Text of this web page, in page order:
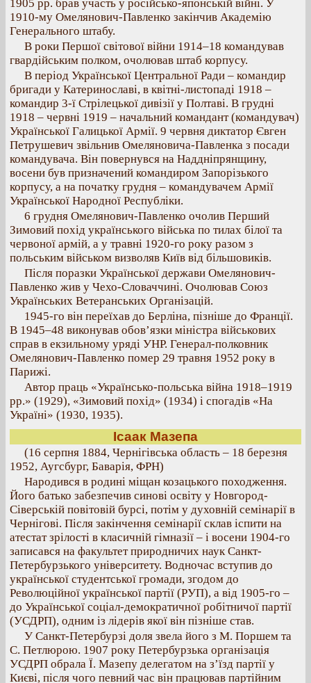
1905 рр. брав участь у російсько-японській війні. У
1910-му Омелянович-Павленко закінчив Академію
Генерального штабу.
В роки Першої світової війни 1914–18 командував
гвардійським полком, очолював штаб корпусу.
В період Української Центральної Ради – командир
бригади у Катеринославі, в квітні-листопаді 1918 –
командир 3-ї Стрілецької дивізії у Полтаві. В грудні
1918 – червні 1919 – начальний командант (командувач)
Української Галицької Армії. 9 червня диктатор Євген
Петрушевич звільнив Омеляновича-Павленка з посади
командувача. Він повернувся на Наддніпрянщину,
восени був призначений командиром Запорізького
корпусу, а на початку грудня – командувачем Армії
Української Народної Республіки.
6 грудня Омелянович-Павленко очолив Перший
Зимовий похід українського війська по тилах білої та
червоної армій, а у травні 1920-го року разом з
польським військом визволяв Київ від більшовиків.
Після поразки Української держави Омелянович-
Павленко жив у Чехо-Словаччині. Очолював Союз
Українських Ветеранських Організацій.
1945-го він переїхав до Берліна, пізніше до Франції.
В 1945–48 виконував обов’язки міністра військових
справ в екзильному уряді УНР. Генерал-полковник
Омелянович-Павленко помер 29 травня 1952 року в
Парижі.
Автор праць «Українсько-польська війна 1918–1919
рр.» (1929), «Зимовий похід» (1934) і спогадів «На
Україні» (1930, 1935).
Ісаак Мазепа
(16 серпня 1884, Чернігівська область – 18 березня
1952, Аугсбург, Баварія, ФРН)
Народився в родині міщан козацького походження.
Його батько забезпечив синові освіту у Новгород-
Сіверській повітовій бурсі, потім у духовній семінарії в
Чернігові. Після закінчення семінарії склав іспити на
атестат зрілості в класичній гімназії – і восени 1904-го
записався на факультет природничих наук Санкт-
Петербурзького університету. Водночас вступив до
української студентської громади, згодом до
Революційної української партії (РУП), а від 1905-го –
до Української соціал-демократичної робітничої партії
(УСДРП), одним із лідерів якої він пізніше став.
У Санкт-Петербурзі доля звела його з М. Поршем та
С. Петлюрою. 1907 року Петербурзька організація
УСДРП обрала Ї. Мазепу делегатом на з’їзд партії у
Києві, після чого певний час він працював партійним